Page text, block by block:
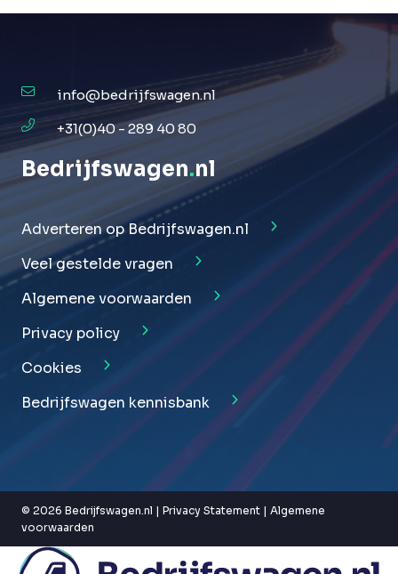
info@bedrijfswagen.nl
+31(0)40 - 289 40 80
Bedrijfswagen.nl
Adverteren op Bedrijfswagen.nl
Veel gestelde vragen
Algemene voorwaarden
Privacy policy
Cookies
Bedrijfswagen kennisbank
© 2026 Bedrijfswagen.nl | Privacy Statement | Algemene
voorwaarden